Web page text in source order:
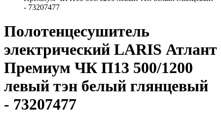
- 73207477
Полотенцесушитель
электрический LARIS Атлант
Премиум ЧК П13 500/1200
левый тэн белый глянцевый
- 73207477